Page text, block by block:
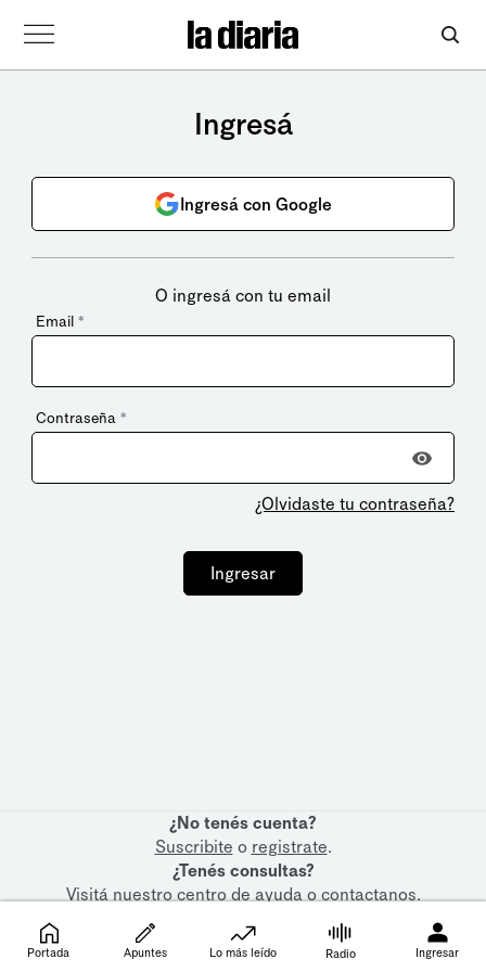
Ingresá
Ingresá con Google
O ingresá con tu email
Email *
Contraseña *
¿Olvidaste tu contraseña?
Ingresar
¿No tenés cuenta?
Suscribite o registrate.
¿Tenés consultas?
Visitá nuestrocentro de ayudaocontactanos.
Portada Apuntes Lo más leído Radio Ingresar